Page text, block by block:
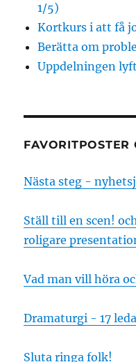
1/5)
Kortkurs i att få
Berätta om
Uppdelningen
Nästa steg -
Ställ till en scen!
roligare
Vad man vill höra
Dramaturgi - 17
Sluta ringa folk!